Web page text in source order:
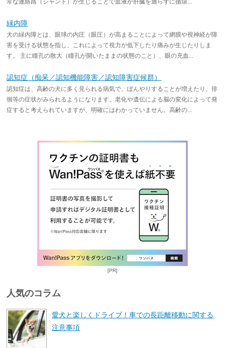
常な連絡路（シャント）が生じることで血液が肝臓を通らずに循環...
緑内障
犬の緑内障とは、眼球の内圧（眼圧）が高まることによって網膜や視神経が障
害を受ける状態を指し、これによって視力が低下したり痛みが生じたりしま
す。 主に瞳孔の散大（瞳孔が開いたままの状態のこと）、眼の充血...
認知症（痴呆／認知機能障害／認知障害症候群）
認知症は、高齢の犬に多く見られる病気で、ぼんやりすることが増えたり、徘
徊等の症状がみられるようになります。老化や遺伝による脳の変化によって発
症すると考えられていますが、明確にはわかっていません。高齢の...
[PR]
人気のコラム
愛犬と楽しくドライブ！車での長距離移動に関する
注意事項